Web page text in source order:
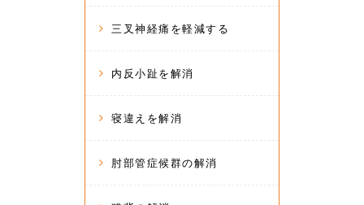
三叉神経痛を軽減する
内反小趾を解消
寝違えを解消
肘部管症候群の解消